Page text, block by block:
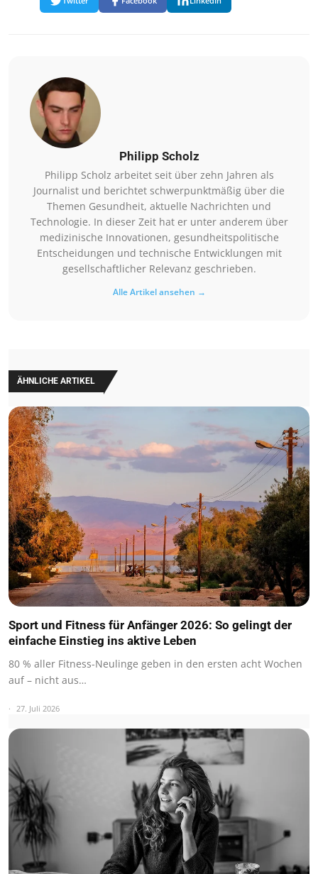
Philipp Scholz
Philipp Scholz arbeitet seit über zehn Jahren als
Journalist und berichtet schwerpunktmäßig über die
Themen Gesundheit, aktuelle Nachrichten und
Technologie. In dieser Zeit hat er unter anderem über
medizinische Innovationen, gesundheitspolitische
Entscheidungen und technische Entwicklungen mit
gesellschaftlicher Relevanz geschrieben.
Alle Artikel ansehen →
ÄHNLICHE ARTIKEL
Sport und Fitness für Anfänger 2026: So gelingt der
einfache Einstieg ins aktive Leben
80 % aller Fitness-Neulinge geben in den ersten acht Wochen
auf – nicht aus…
27. Juli 2026